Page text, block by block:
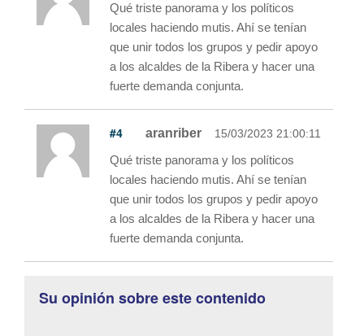
Qué triste panorama y los políticos
locales haciendo mutis. Ahí se tenían
que unir todos los grupos y pedir apoyo
a los alcaldes de la Ribera y hacer una
fuerte demanda conjunta.
#4 aranriber 15/03/2023 21:00:11
Qué triste panorama y los políticos
locales haciendo mutis. Ahí se tenían
que unir todos los grupos y pedir apoyo
a los alcaldes de la Ribera y hacer una
fuerte demanda conjunta.
Su opinión sobre este contenido